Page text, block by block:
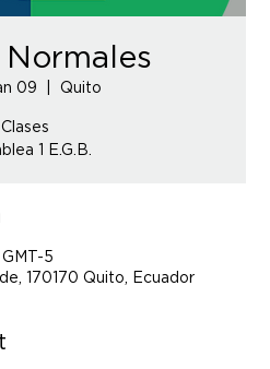
Normales
09 Quito
Clases
1 E.G.B.
5
170170 Quito, Ecuador